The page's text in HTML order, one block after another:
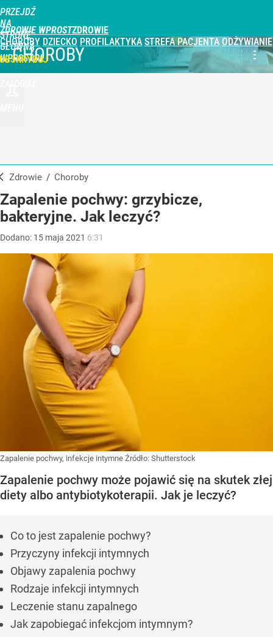
PRZEJDŹ
NA
STRONĘ
GŁÓWNĄ
WPROST.PL
ZDROWIE WPROST
CHOROBY DZIECKO PROFILAKTYKA STREFA PACJENTA ODŻYWIANIE
CHOROBY
Zdrowie / Choroby
Zapalenie pochwy: grzybicze,
bakteryjne. Jak leczyć?
Dodano: 15 maja 2021 6:31
Zapalenie pochwy, infekcje intymne Źródło: Shutterstock
Zapalenie pochwy może pojawić się na skutek złej
diety albo antybiotykoterapii. Jak je leczyć?
Co to jest zapalenie pochwy?
Przyczyny infekcji intymnych
Objawy zapalenia pochwy
Rodzaje infekcji intymnych
Leczenie stanu zapalnego
Jak zapobiegać infekcjom intymnym?